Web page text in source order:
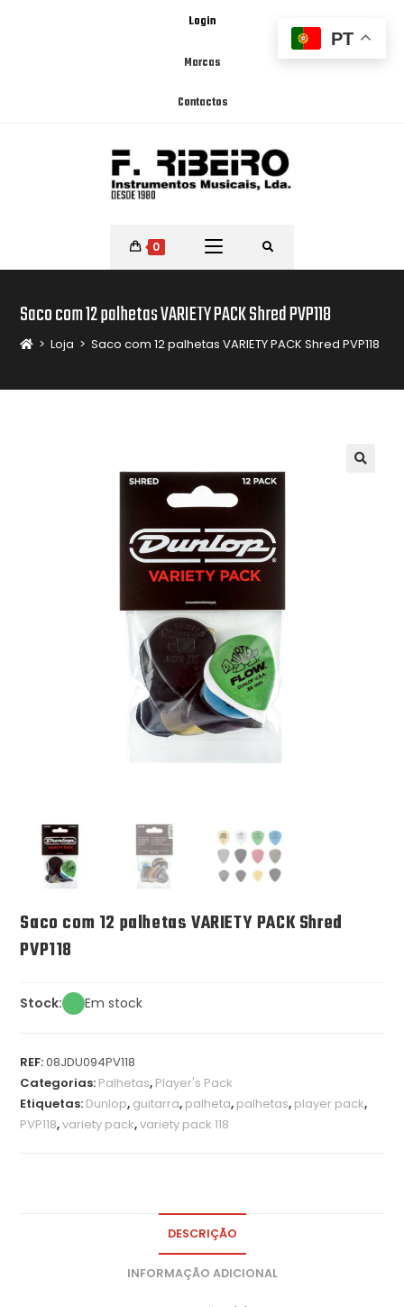
Login
Marcas
Contactos
0
Saco com 12 palhetas VARIETY PACK Shred PVP118
> Loja > Saco com 12 palhetas VARIETY PACK Shred PVP118
Saco com 12 palhetas VARIETY PACK Shred
PVP118
Stock: Em stock
REF:08JDU094PV118
Categorias: Palhetas, Player's Pack
Etiquetas: Dunlop, guitarra, palheta, palhetas, player pack,
PVP118,variety pack,variety pack 118
DESCRIÇÃO
INFORMAÇÃO ADICIONAL
PT